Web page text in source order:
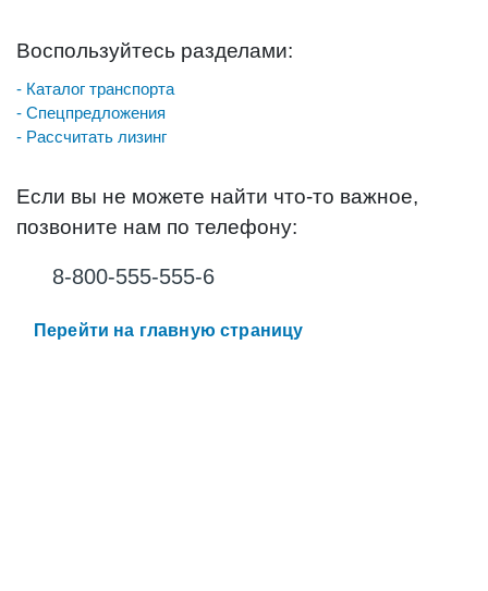
Воспользуйтесь разделами:
- Каталог транспорта
- Спецпредложения
- Рассчитать лизинг
Если вы не можете найти что-то важное,
позвоните нам по телефону:
8-800-555-555-6
Перейти на главную страницу